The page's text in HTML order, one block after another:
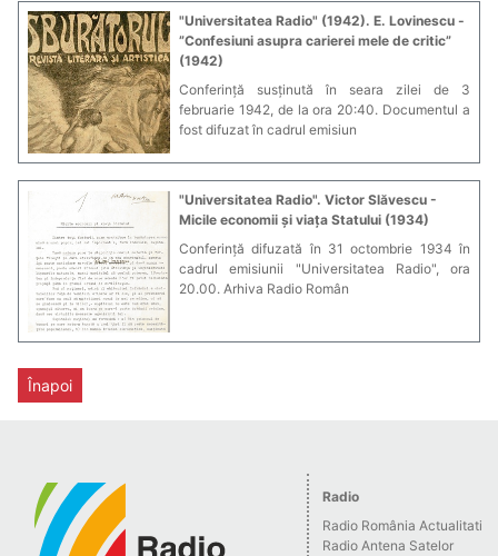
"Universitatea Radio" (1942). E. Lovinescu -
”Confesiuni asupra carierei mele de critic”
(1942)
Conferință susținută în seara zilei de 3
februarie 1942, de la ora 20:40. Documentul a
fost difuzat în cadrul emisiun
"Universitatea Radio". Victor Slăvescu -
Micile economii și viața Statului (1934)
Conferință difuzată în 31 octombrie 1934 în
cadrul emisiunii "Universitatea Radio", ora
20.00. Arhiva Radio Român
Înapoi
Radio
Radio România Actualitati
Radio Antena Satelor